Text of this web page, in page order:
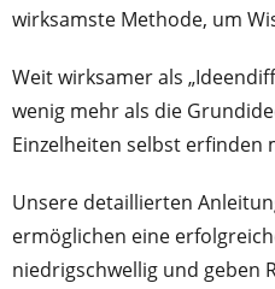
wirksamste Methode, um
Weit wirksamer als
wenig mehr als die
Einzelheiten selbst erfinden
Unsere detaillierten
ermöglichen eine
niedrigschwellig und geben